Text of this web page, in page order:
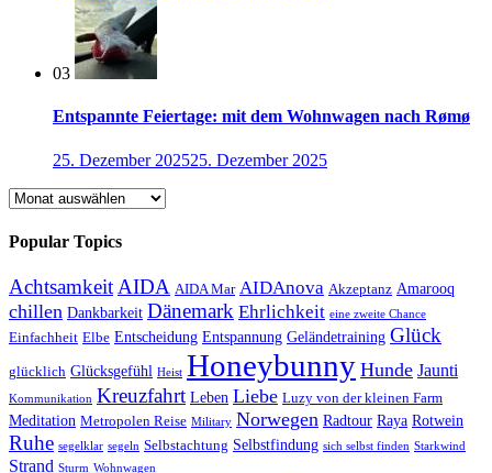
03
Entspannte Feiertage: mit dem Wohnwagen nach Rømø
25. Dezember 202525. Dezember 2025
Archiv
Popular Topics
Achtsamkeit AIDA AIDA Mar AIDAnova Akzeptanz Amarooq
chillen Dankbarkeit Dänemark Ehrlichkeit eine zweite Chance
Einfachheit Elbe Entscheidung Entspannung Geländetraining Glück
glücklich Glücksgefühl Heist Honeybunny Hunde Jaunti
Kommunikation Kreuzfahrt Leben Liebe Luzy von der kleinen Farm
Meditation Metropolen Reise Military Norwegen Radtour Raya Rotwein
Ruhe segelklar segeln Selbstachtung Selbstfindung sich selbst finden Starkwind
Strand Sturm Wohnwagen